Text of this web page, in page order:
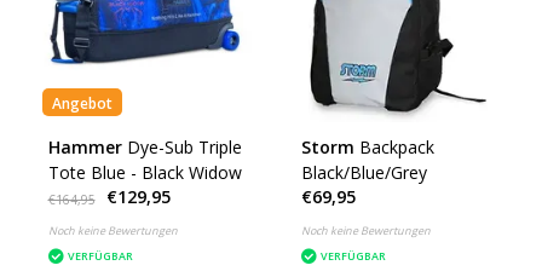
Angebot
Hammer Dye-Sub Triple
Tote Blue - Black Widow
€164,95 €129,95
Noch keine Bewertungen
VERFÜGBAR
Storm Backpack
Black/Blue/Grey
€69,95
Noch keine Bewertungen
VERFÜGBAR